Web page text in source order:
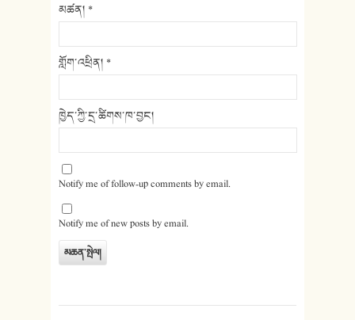
མཚན། *
གློག་འཕྲིན། *
ཁྱེད་ཀྱི་དྲ་ཚིགས་ཁ་བྱང།
Notify me of follow-up comments by email.
Notify me of new posts by email.